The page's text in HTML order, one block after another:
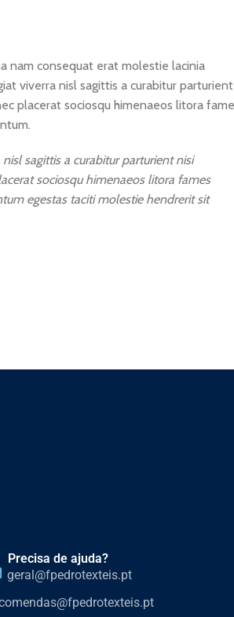
nam consequat erat molestie lacinia
viverra nisl sagittis a curabitur parturient
placerat sociosqu himenaeos litora
sagittis a curabitur parturient nisi
sociosqu himenaeos litora fames
egestas taciti molestie hendrerit sit
Precisa de ajuda?
geral@fpedrotexteis.pt